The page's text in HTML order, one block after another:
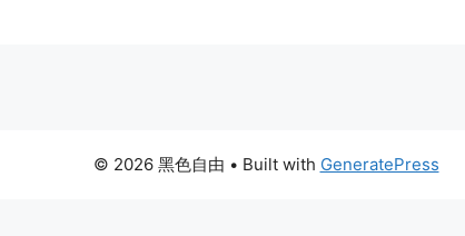
© 2026 黑色自由 • Built with GeneratePress